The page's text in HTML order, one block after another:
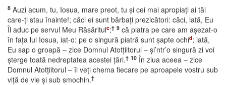
8 Auzi acum, tu, Iosua, mare preot, tu şi cei mai apropiaţi ai tăi
care-ţi stau înainte!; căci ei sunt bărbaţi prezicători: căci, iată, Eu
Îl aduc pe servul Meu Răsăritulc;† 9 că piatra pe care am aşezat-o
în faţa lui Iosua, iat-o: pe o singură piatră sunt şapte ochid; iată,
Eu sap o groapă – zice Domnul Atotţiitorul – şi’ntr’o singură zi voi
şterge toată nedreptatea acestei ţări.† 10 În ziua aceea – zice
Domnul Atotţiitorul – îl veţi chema fiecare pe aproapele vostru sub
viţă de vie şi sub smochin.†